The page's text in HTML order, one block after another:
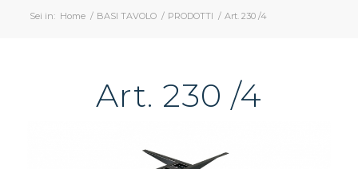
Sei in: Home / BASI TAVOLO / PRODOTTI / Art. 230 /4
Art. 230 /4